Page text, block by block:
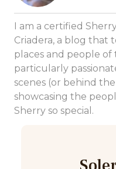
I am a certified
Criadera, a blog that
places and people of
particularly
scenes (or behind
showcasing the
Sherry so special.